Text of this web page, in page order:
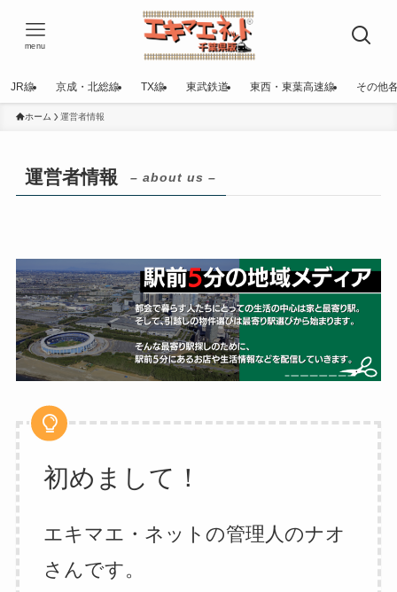
menu
JR線 京成・北総線 TX線 東武鉄道 東西・東葉高速線 その他
ホーム 運営者情報
運営者情報 – about us –
初めまして！
エキマエ・ネットの管理人のナオ
さんです。